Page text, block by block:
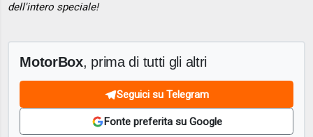
dell'intero speciale!
MotorBox, prima di tutti gli altri
Seguici su Telegram
Fonte preferita su Google